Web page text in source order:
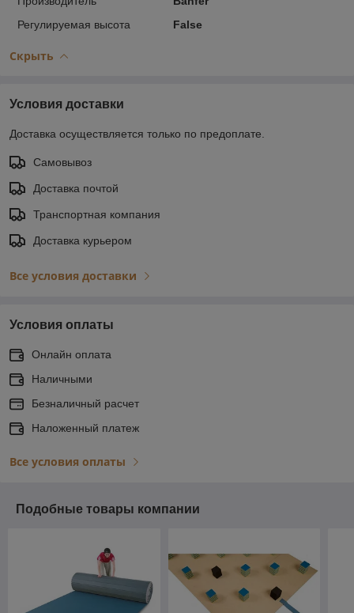
Регулируемая высота
False
Скрыть
Условия доставки
Доставка осуществляется только по предоплате.
Самовывоз
Доставка почтой
Транспортная компания
Доставка курьером
Все условия доставки
Условия оплаты
Онлайн оплата
Наличными
Безналичный расчет
Наложенный платеж
Все условия оплаты
Подобные товары компании